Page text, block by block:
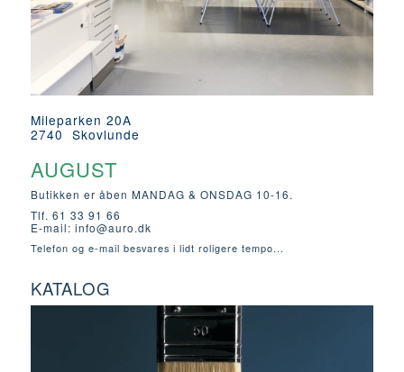
Mileparken 20A
2740 Skovlunde
AUGUST
Butikken er åben MANDAG & ONSDAG 10-16.
Tlf. 61 33 91 66
E-mail: info@auro.dk
Telefon og e-mail besvares i lidt roligere tempo...
KATALOG